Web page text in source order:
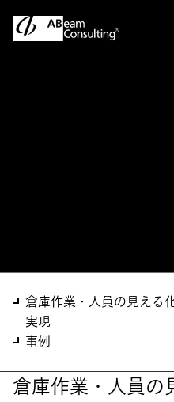
倉庫作業・人員の見える
実現
事例
倉庫作業・人員の